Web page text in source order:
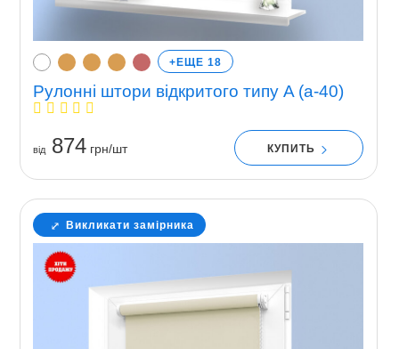
+ЕЩЕ 18
Рулонні штори відкритого типу A (a-40)
вiд874грн/шт КУПИТЬ
Викликати замірника